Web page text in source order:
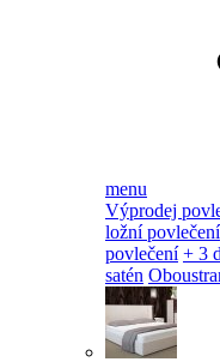
menu
Výprodej
ložní povlečení
povlečení + 3
satén